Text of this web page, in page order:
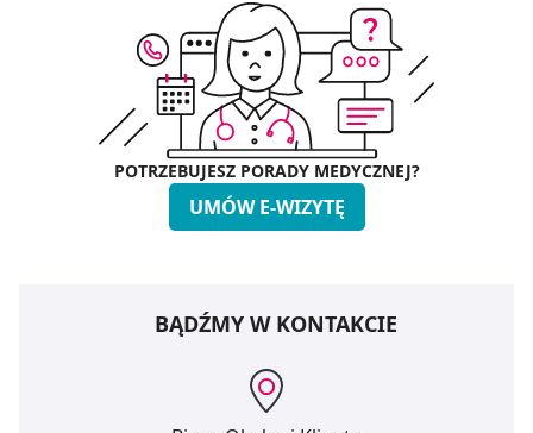
POTRZEBUJESZ PORADY MEDYCZNEJ?
UMÓW E-WIZYTĘ
BĄDŹMY W KONTAKCIE